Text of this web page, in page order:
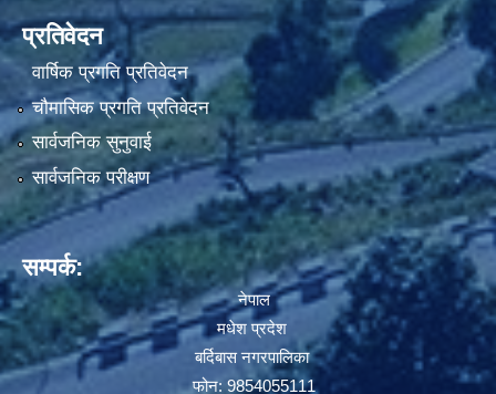
प्रतिवेदन
वार्षिक प्रगति प्रतिवेदन
चौमासिक प्रगति प्रतिवेदन
सार्वजनिक सुनुवाई
सार्वजनिक परीक्षण
सम्पर्क:
नेपाल
मधेश प्रदेश
बर्दिबास नगरपालिका
फोन: 9854055111